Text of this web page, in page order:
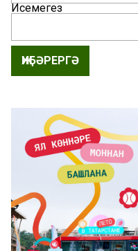
Исемегез
ҖИБӘРЕРГӘ